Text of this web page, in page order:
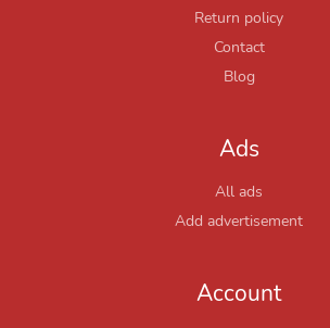
Return policy
Contact
Blog
Ads
All ads
Add advertisement
Account